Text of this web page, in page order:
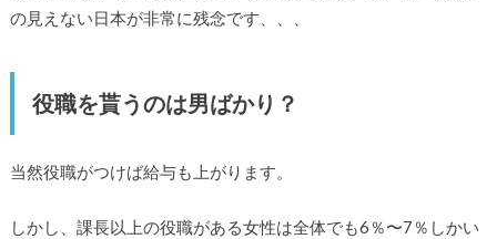
の見えない日本が非常に残念です、、、
役職を貰うのは男ばかり？
当然役職がつけば給与も上がります。
しかし、課長以上の役職がある女性は全体でも6％〜7％しかい